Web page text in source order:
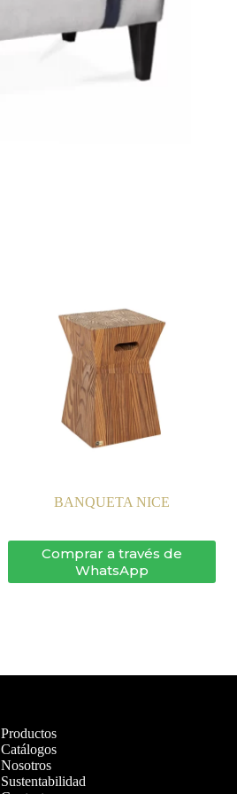
BANQUETA NICE
Comprar a través de
WhatsApp
Productos
Catálogos
Nosotros
Sustentabilidad